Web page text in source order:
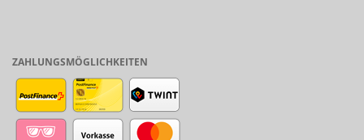
ZAHLUNGSMÖGLICHKEITEN